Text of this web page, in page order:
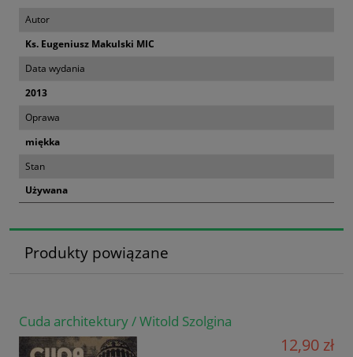
Autor
Ks. Eugeniusz Makulski MIC
Data wydania
2013
Oprawa
miękka
Stan
Używana
Produkty powiązane
Cuda architektury / Witold Szolgina
12,90 zł